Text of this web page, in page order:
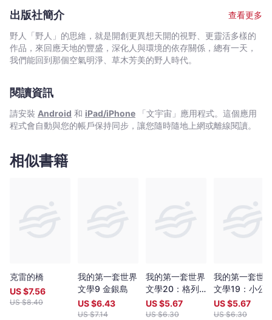
-
亞
歷
山
大‧
仲
馬
-
宇
宙
了轉變的契機。為了正式揮別過去的自己，瑪格麗特陷入了經濟困
境，奮力抵抗著外界的流言蜚語，只為守護兩人的愛情。然而阿爾
芒父親的意外來訪，迫使她面臨到現實的殘酷無情。為了阿爾芒的
前途,為了另一位純潔女孩的幸福，她決心作出此生最偉大的舉
動……。 《茶花女》是小仲馬僅23歲便寫就的作品，一出版即
繪出十九世紀法國上流社會的絢麗，卻也飽含浪漫主義的細膩關
選「法蘭西學院」院士，登上法國文壇的頂點，《茶花女》亦成為
世界永垂不朽的傳奇之作。 ★茶花女文學沙龍特輯： ．小仲馬文學
小仲馬父子 ．流芳至今的茶花女現象 ．巴黎茶花女在新文化中國
根據法國伽利瑪出版社一九七四年版本翻譯而成 一窺19世紀巴黎交
隅，而是富有哲理意味的狂歡節……唯有《茶花女》永垂不朽。－─
左拉（《婦女樂園》作者，十九世紀法國自然主義代表作家》） 本
書特色 1.強烈的自傳色彩：小仲馬將愛情回憶獻上文學祭壇，以
歷歷在目的寫作筆法，譜寫出舊日時光的甜美與哀痛。 2.感人
出版社簡介
查看更多
野人「野人」的思維，就是開創更異想天開的視野、更靈活多樣的
作品，來回應天地的豐盛，深化人與環境的依存關係，總有一天，
我們能回到那個空氣明淨、草木芳美的野人時代。
閱讀資訊
請安裝 Android 和 iPad/iPhone 「文宇宙」應用程式。這個應用
程式會自動與您的帳戶保持同步，讓您隨時隨地上網或離線閱讀。
相似書籍
克雷的橋
US $7.56
US $8.40
我的第一套世界
文學9 金銀島
US $6.43
US $7.14
我的第一套世界
文學20：格列
佛遊記（全新彩
頁增量版）
US $5.67
US $6.30
我的第一套世
文學19：小公
US $5.67
US $6.30